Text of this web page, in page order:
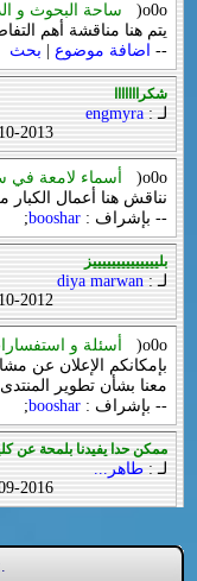
o0o( ساحة البحوث و
يتم هنا مناقشة أهم
-- اضافة موضوع بحث
شكرااااااا
لـ :engmyra
2013
o0o( أسماء لامعة في
نناقش هنا أعمال
-- بإشراف :booshar
;
بلييييييييييييييز
لـ :diya marwan
2012
o0o( أسئلة و
بإمكانكم الإعلان عن
معنا بشأن تطوير
-- بإشراف :booshar
;
ممكن حدا يفيدنا بلمحة عن
لـ :طاهر...
2016